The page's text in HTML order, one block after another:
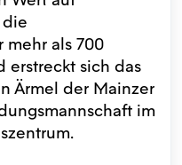
als 700
erstreckt sich das
Ärmel der Mainzer
im